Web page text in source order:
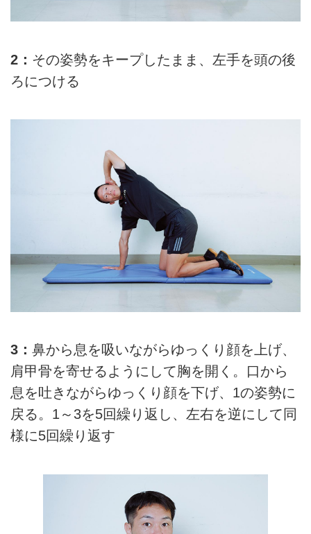
2： その姿勢をキープしたまま、左手を頭の後
ろにつける
3： 鼻から息を吸いながらゆっくり顔を上げ、
肩甲骨を寄せるようにして胸を開く。口から
息を吐きながらゆっくり顔を下げ、1の姿勢に
戻る。1～3を5回繰り返し、左右を逆にして同
様に5回繰り返す